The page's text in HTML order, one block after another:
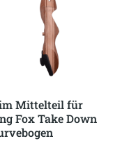
Mittelteil für
Fox Take Down